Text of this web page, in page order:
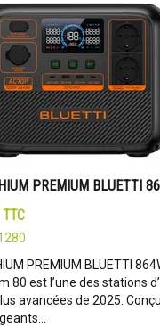
PREMIUM BLUETTI
TTC
PREMIUM BLUETTI
80 est l’une des stations
avancées de 2025.